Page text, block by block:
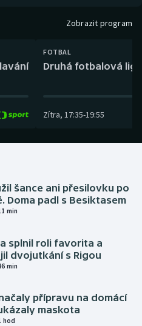
Zobrazit program
FOTBAL
Druhá fotbalová
Zítra, 17:35-19:55
šance ani přesilovku po
Doma padl s Besiktasem
min
splnil roli favorita a
dvojutkání s Rigou
min
přípravu na domácí
maskota
hod